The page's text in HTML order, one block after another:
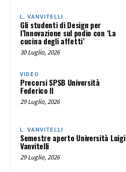
L. VANVITELLI
Gli studenti di Design per
l’Innovazione sul podio con ‘La
cucina degli affetti’
30 Luglio, 2026
VIDEO
Precorsi SPSB Università
Federico II
29 Luglio, 2026
L. VANVITELLI
Semestre aperto Università Luigi
Vanvitelli
29 Luglio, 2026